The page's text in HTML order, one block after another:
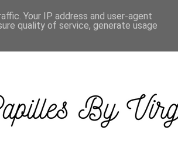
Your IP address and user-agent
quality of service, generate usage